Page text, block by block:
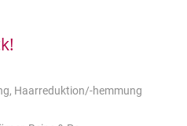
Haarreduktion/-hemmung